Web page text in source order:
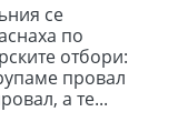
се
по
отбори:
провал
а те...